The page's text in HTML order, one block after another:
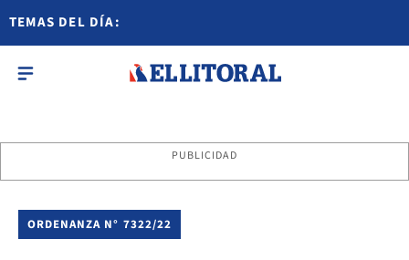
TEMAS DEL DÍA:
PUBLICIDAD
ORDENANZA N° 7322/22